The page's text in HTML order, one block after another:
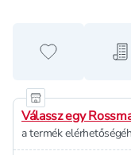
Hozzáadás a
Válassz egy
a termék